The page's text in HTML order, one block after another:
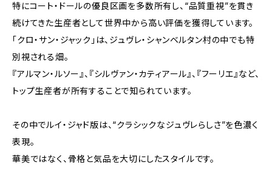
特にコート・ドールの優良区画を多数所有し、“品質重視”を貫き
続けてきた生産者として世界中から高い評価を獲得しています。
「クロ・サン・ジャック」は、ジュヴレ・シャンベルタン村の中でも特
別視される畑。
『アルマン・ルソー』、『シルヴァン・カティアール』、『フーリエ』など、
トップ生産者が所有することで知られています。
その中でルイ・ジャド版は、“クラシックなジュヴレらしさ”を色濃く
表現。
華美ではなく、骨格と気品を大切にしたスタイルです。